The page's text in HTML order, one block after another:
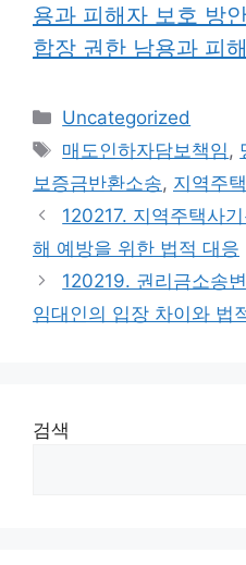
용과 피해자 보호 방
합장 권한 남용과 피
카
테
고
리
Uncategorized
태
그
매도인하자담보책임 ,
보증금반환소송, 지역주
120217. 지역주택사
해 예방을 위한 법적 대응
120219. 권리금소송
임대인의 입장 차이와 법
검색